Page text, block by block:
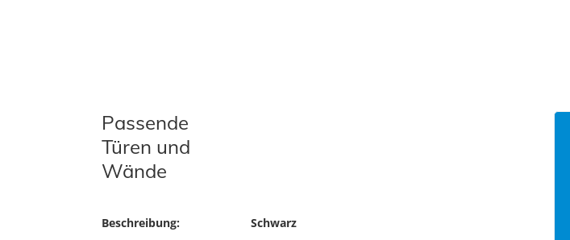
Passende
Türen und
Wände
Beschreibung: Schwarz